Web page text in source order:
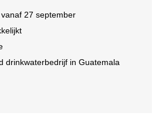
27 september
drinkwaterbedrijf in Guatemala